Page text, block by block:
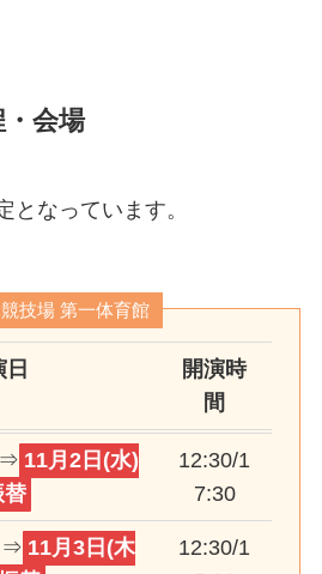
・会場
となっています。
技場 第一体育館
開演時
間
⇒ 11月2日(水)
替
12:30/1
7:30
⇒ 11月3日(木
12:30/1